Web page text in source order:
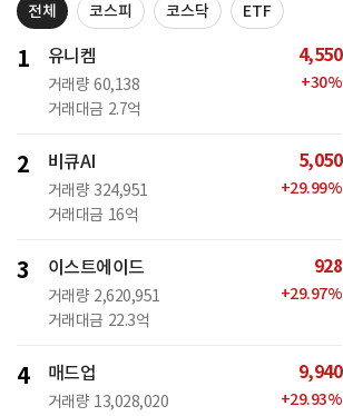
전체 코스피 코스닥 ETF
1 유니켐
거래량 60,138
거래대금 2.7억
4,550
+30%
2 비큐AI
거래량 324,951
거래대금 16억
5,050
+29.99%
3 이스트에이드
거래량 2,620,951
거래대금 22.3억
928
+29.97%
4 매드업
거래량 13,028,020
9,940
+29.93%